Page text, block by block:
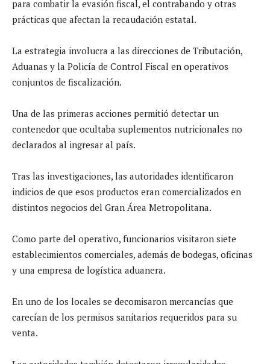
para combatir la evasión fiscal, el contrabando y otras
prácticas que afectan la recaudación estatal.
La estrategia involucra a las direcciones de Tributación,
Aduanas y la Policía de Control Fiscal en operativos
conjuntos de fiscalización.
Una de las primeras acciones permitió detectar un
contenedor que ocultaba suplementos nutricionales no
declarados al ingresar al país.
Tras las investigaciones, las autoridades identificaron
indicios de que esos productos eran comercializados en
distintos negocios del Gran Área Metropolitana.
Como parte del operativo, funcionarios visitaron siete
establecimientos comerciales, además de bodegas, oficinas
y una empresa de logística aduanera.
En uno de los locales se decomisaron mercancías que
carecían de los permisos sanitarios requeridos para su
venta.